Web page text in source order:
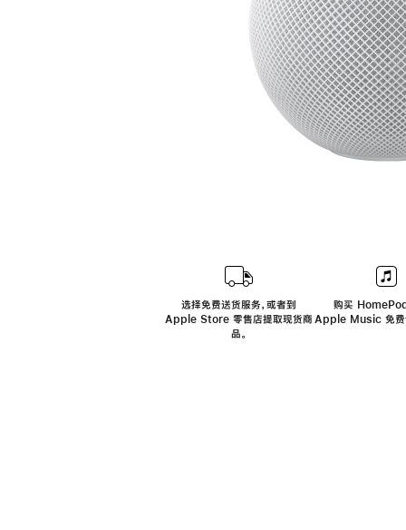
选择免费送货服务，或者到
Apple Store 零售店提取现货商
品。
购买
Apple Music 免费